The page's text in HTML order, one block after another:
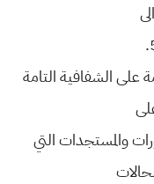
على الشفافية التامة
والمستجدات التي